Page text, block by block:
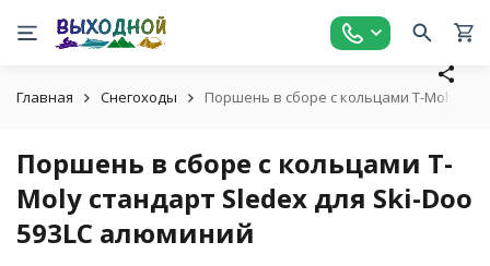
Главная Снегоходы Поршень в сборе с кольцами T-Moly
Поршень в сборе с кольцами T-
Moly стандарт Sledex для Ski-Doo
593LC алюминий